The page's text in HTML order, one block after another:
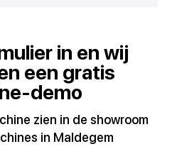
in en wij
een gratis
demo
zien in de showroom
in Maldegem